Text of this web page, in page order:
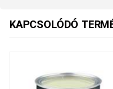
KAPCSOLÓDÓ